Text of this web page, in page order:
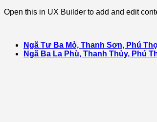
Open this in UX Builder to add and edit
Ngã Tư Ba Mỏ, Thanh Sơn, Phú
Ngã Ba La Phù, Thanh Thủy, Phú